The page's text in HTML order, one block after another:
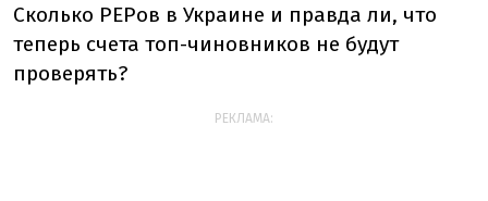
Сколько PEPов в Украине и правда ли, что
теперь счета топ-чиновников не будут
проверять?
РЕКЛАМА: